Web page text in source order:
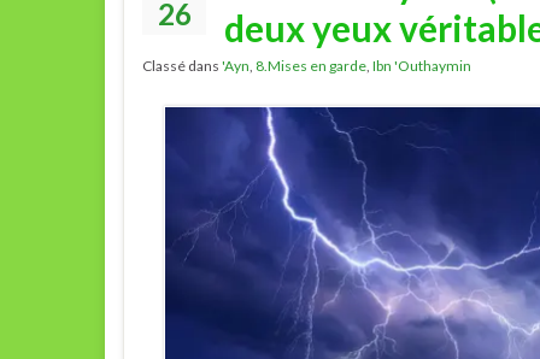
26
deux yeux
Classé dans 'Ayn, 8.Mises en garde, Ibn 'Outhaymin